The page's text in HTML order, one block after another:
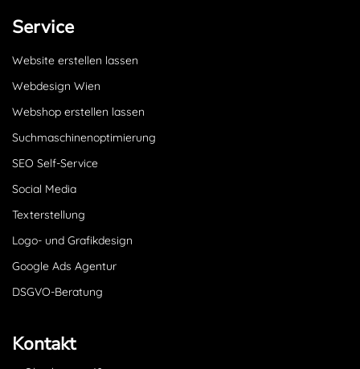
Service
Website erstellen lassen
Webdesign Wien
Webshop erstellen lassen
Suchmaschinenoptimierung
SEO Self-Service
Social Media
Texterstellung
Logo- und Grafikdesign
Google Ads Agentur
DSGVO-Beratung
Kontakt